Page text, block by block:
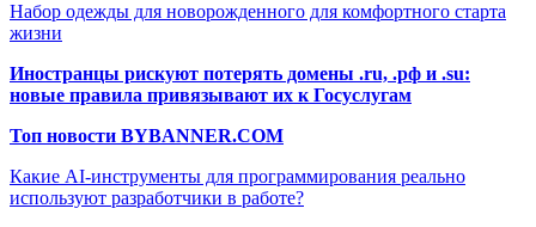
Набор одежды для новорожденного для комфортного старта
жизни
Иностранцы рискуют потерять домены .ru, .рф и .su:
новые правила привязывают их к Госуслугам
Топ новости BYBANNER.COM
Какие AI-инструменты для программирования реально
используют разработчики в работе?